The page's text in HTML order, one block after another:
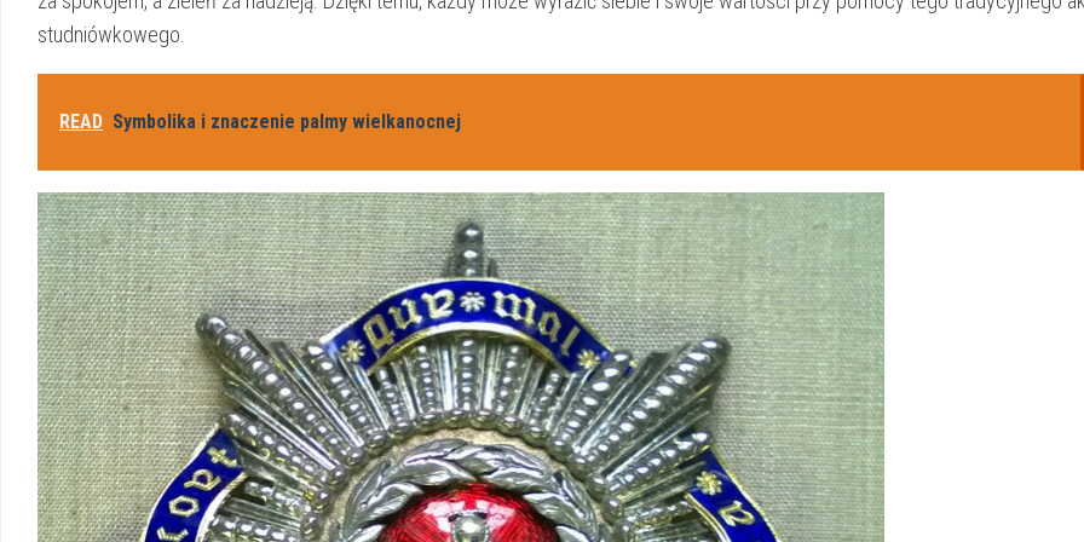
studniówkowego.
READ Symbolika i znaczenie palmy wielkanocnej